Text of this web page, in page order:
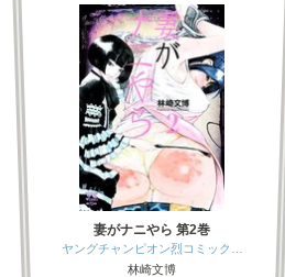
妻がナニやら 第2巻
ヤングチャンピオン烈コミック…
林崎文博